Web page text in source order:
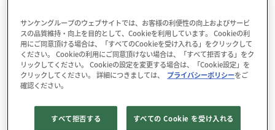
サンケングループのウェブサイトでは、お客様の利便性の向上およびサービ
スの品質維持・向上を目的として、Cookieを利用しています。 Cookieの利
用にご同意頂ける場合は、「すべてのCookieを受け入れる」をクリックして
ください。 Cookieの利用にご同意頂けない場合は、「すべて拒否する」をク
リックしてください。 Cookieの設定を変更する場合は、「Cookie設定」を
クリックしてください。 詳細につきましては、
プライバシーポリシーをご
確認ください。
すべて拒否する すべての Cookie を受け入れる